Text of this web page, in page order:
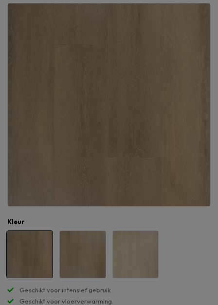
Geschikt voor intensief gebruik
Geschikt voor vloerverwarming
Kleur